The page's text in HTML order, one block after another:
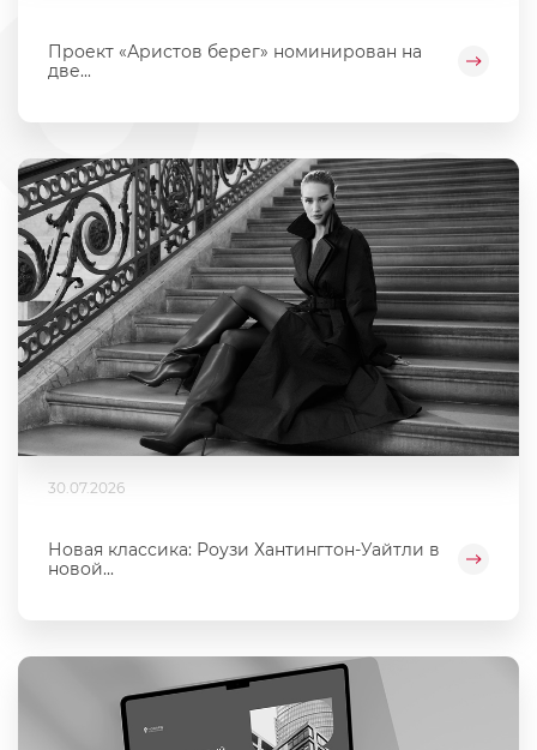
Проект «Аристов берег» номинирован на
две...
30.07.2026
Новая классика: Роузи Хантингтон-Уайтли в
новой...